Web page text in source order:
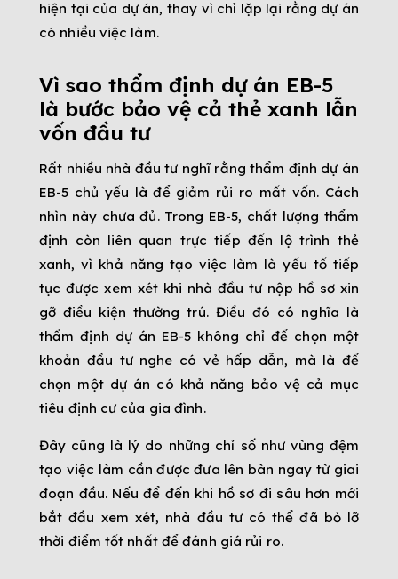
hiện tại của dự án, thay vì chỉ lặp lại rằng dự án
có nhiều việc làm.
Vì sao thẩm định dự án EB-5
là bước bảo vệ cả thẻ xanh lẫn
vốn đầu tư
Rất nhiều nhà đầu tư nghĩ rằng thẩm định dự án
EB-5 chủ yếu là để giảm rủi ro mất vốn. Cách
nhìn này chưa đủ. Trong EB-5, chất lượng thẩm
định còn liên quan trực tiếp đến lộ trình thẻ
xanh, vì khả năng tạo việc làm là yếu tố tiếp
tục được xem xét khi nhà đầu tư nộp hồ sơ xin
gỡ điều kiện thường trú. Điều đó có nghĩa là
thẩm định dự án EB-5 không chỉ để chọn một
khoản đầu tư nghe có vẻ hấp dẫn, mà là để
chọn một dự án có khả năng bảo vệ cả mục
tiêu định cư của gia đình.
Đây cũng là lý do những chỉ số như vùng đệm
tạo việc làm cần được đưa lên bàn ngay từ giai
đoạn đầu. Nếu để đến khi hồ sơ đi sâu hơn mới
bắt đầu xem xét, nhà đầu tư có thể đã bỏ lỡ
thời điểm tốt nhất để đánh giá rủi ro.